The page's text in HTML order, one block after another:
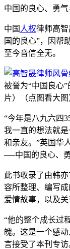
中国的良心、勇
中国 人权律师高
国的良心”，因帮
至今音信全无。
被誉为“中国良心
片）（点图看大图
“今年是八九六四
我一直的想法就
和亲友。”英国华
──中国的良心、
此书收录了由韩
容所整理、编写
爱情故事，以及
“他的整个成长过
魄。这是一个感动
言接受了本刊专访